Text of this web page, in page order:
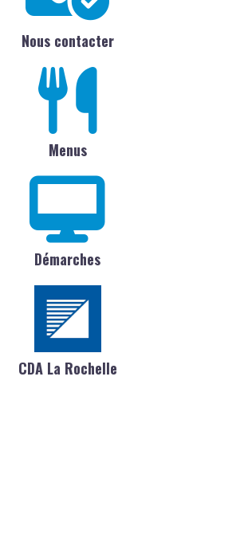
Nous contacter
Menus
Démarches
CDA La Rochelle